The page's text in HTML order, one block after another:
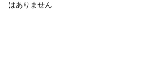
はありません